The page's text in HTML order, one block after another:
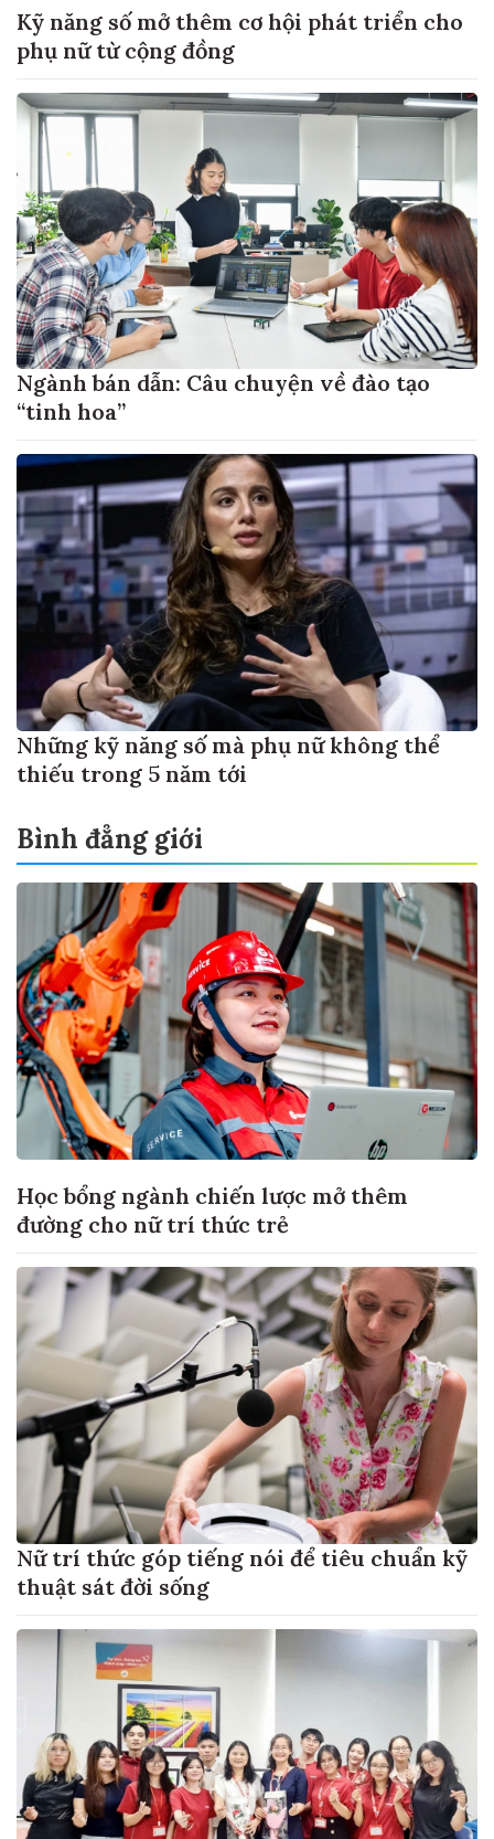
Kỹ năng số mở thêm cơ hội phát triển cho
phụ nữ từ cộng đồng
Ngành bán dẫn: Câu chuyện về đào tạo
“tinh hoa”
Những kỹ năng số mà phụ nữ không thể
thiếu trong 5 năm tới
Bình đẳng giới
Học bổng ngành chiến lược mở thêm
đường cho nữ trí thức trẻ
Nữ trí thức góp tiếng nói để tiêu chuẩn kỹ
thuật sát đời sống